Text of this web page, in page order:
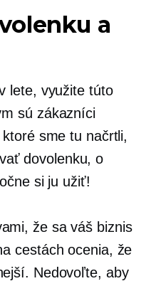
a
lete, využite túto
sú zákazníci
sme tu načrtli,
dovolenku, o
si ju užiť!
že sa váš biznis
cestách ocenia, že
Nedovoľte, aby